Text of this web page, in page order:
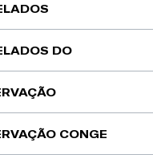
DO
CONGE